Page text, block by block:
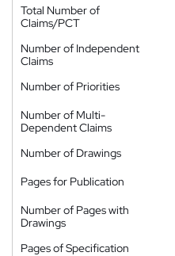
Total Number of
Claims/PCT
Number of Independent
Claims
Number of Priorities
Number of Multi-
Dependent Claims
Number of Drawings
Pages for Publication
Number of Pages with
Drawings
Pages of Specification